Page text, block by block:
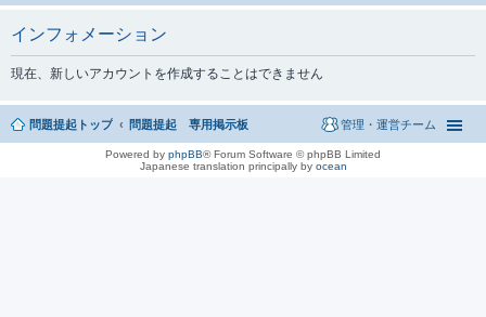
インフォメーション
現在、新しいアカウントを作成することはできません
問題提起トップ 問題提起 専用掲示板 管理・運営チーム
Powered by phpBB® Forum Software © phpBB Limited
Japanese translation principally by ocean